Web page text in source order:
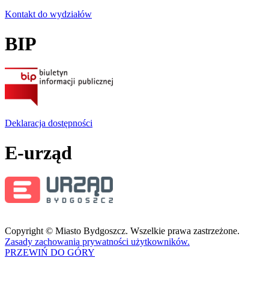
Kontakt do wydziałów
BIP
Deklaracja dostępności
E-urząd
Copyright © Miasto Bydgoszcz. Wszelkie prawa zastrzeżone.
Zasady zachowania prywatności użytkowników.
PRZEWIŃ DO GÓRY